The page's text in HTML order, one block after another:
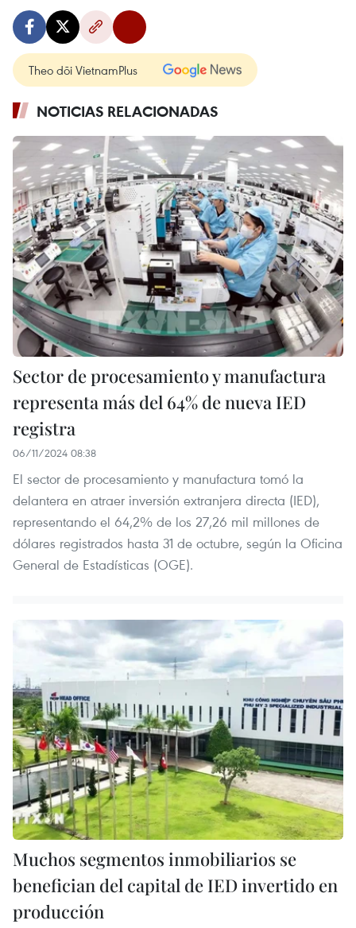
Theo dõi VietnamPlus
NOTICIAS RELACIONADAS
Sector de procesamiento y manufactura
representa más del 64% de nueva IED
registra
06/11/2024 08:38
El sector de procesamiento y manufactura tomó la
delantera en atraer inversión extranjera directa (IED),
representando el 64,2% de los 27,26 mil millones de
dólares registrados hasta 31 de octubre, según la Oficina
General de Estadísticas (OGE).
Muchos segmentos inmobiliarios se
benefician del capital de IED invertido en
producción